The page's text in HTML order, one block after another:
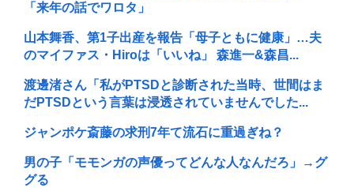
「来年の話でワロタ」
山本舞香、第1子出産を報告「母子ともに健康」…夫
のマイファス・Hiroは「いいね」 森進一&森昌...
渡邊渚さん「私がPTSDと診断された当時、世間はま
だPTSDという言葉は浸透されていませんでした...
ジャンポケ斎藤の求刑7年て流石に重過ぎね？
男の子「モモンガの声優ってどんな人なんだろ」→グ
グる